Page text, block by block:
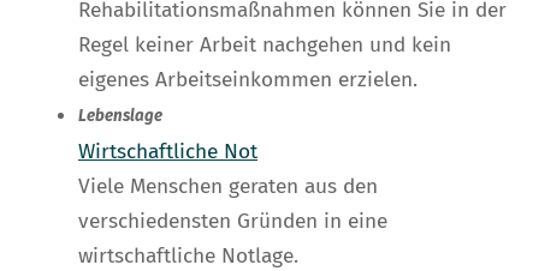
Rehabilitationsmaßnahmen können Sie in der
Regel keiner Arbeit nachgehen und kein
eigenes Arbeitseinkommen erzielen.
Lebenslage
Wirtschaftliche Not
Viele Menschen geraten aus den
verschiedensten Gründen in eine
wirtschaftliche Notlage.